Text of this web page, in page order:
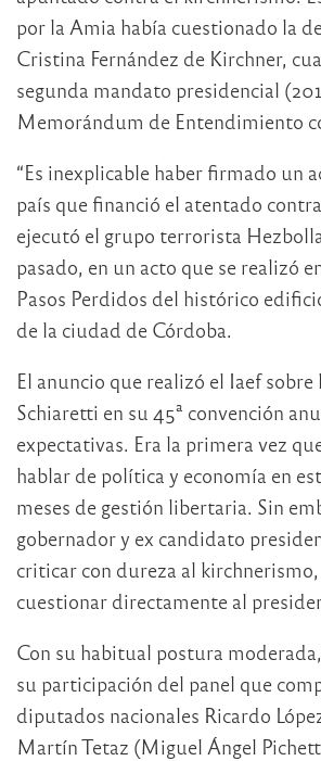
por la Amia había cuestionado la
Cristina Fernández de Kirchner,
segunda mandato presidencial
Memorándum de Entendimiento
“Es inexplicable haber firmado un
país que financió el atentado
ejecutó el grupo terrorista
pasado, en un acto que se realizó
Pasos Perdidos del histórico
de la ciudad de Córdoba.
El anuncio que realizó el Iaef sobre
Schiaretti en su 45ª convención
expectativas. Era la primera vez
hablar de política y economía en
meses de gestión libertaria. Sin
gobernador y ex candidato
criticar con dureza al
cuestionar directamente al
Con su habitual postura
su participación del panel que
diputados nacionales Ricardo
Martín Tetaz (Miguel Ángel